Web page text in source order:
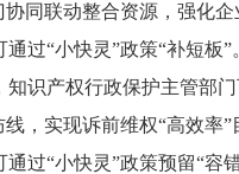
同联动整合资源，强化
过“小快灵”政策“补短
识产权行政保护主管部
，实现诉前维权“高效率
过“小快灵”政策预留“